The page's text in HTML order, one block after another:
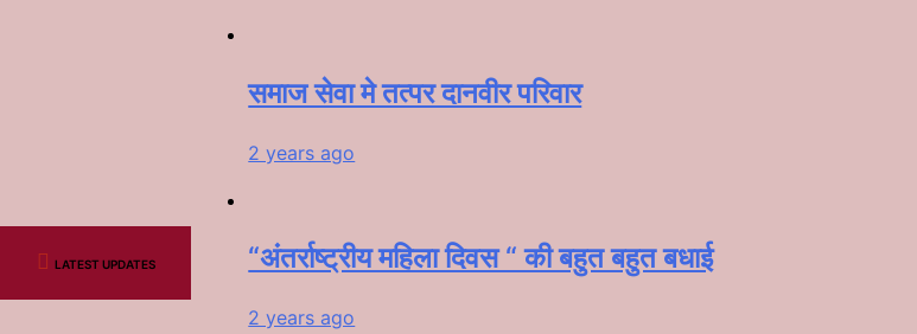
LATEST UPDATES
समाज सेवा मे तत्पर दानवीर परिवार
2 years ago
“अंतर्राष्ट्रीय महिला दिवस “ की बहुत बहुत बधाई
2 years ago